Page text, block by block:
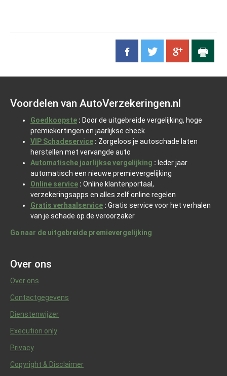
Voordelen van AutoVerzekeringen.nl
Goedkoopste : Door de uitgebreide vergelijking, hoge
premiekortingen en jaarlijkse check
VIP Schadeservice : Zorgeloos je autoschade laten
herstellen met vervangde auto
Automatische jaarlijkse vergelijking : Ieder jaar
automatisch een nieuwe premievergelijking
Online service : Online klantenportaal,
verzekeringsapps en alles zelf online regelen
Gratis verhaalservice : Gratis service voor het verhalen
van je schade op de veroorzaker
Ga naar de uitgebreide premievergelijking
Over ons
Over ons
Contactgegevens
Dienstenwijzer
Execution only
Privacy
Copyright & Disclaimer